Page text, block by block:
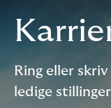
Ring eller
ledige stillinger